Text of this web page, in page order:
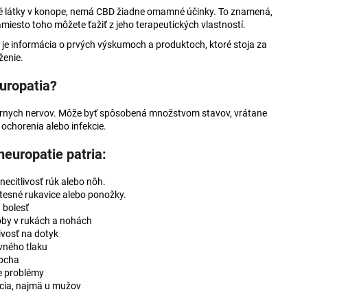
v konope, nemá CBD žiadne omamné účinky. To znamená,
toho môžete ťažiť z jeho terapeutických vlastností.
informácia o prvých výskumoch a produktoch, ktoré stoja za
nervov. Môže byť spôsobená množstvom stavov, vrátane
alebo infekcie.
patria:
rúk alebo nôh.
rukavice alebo ponožky.
bolesť
v rukách a nohách
na dotyk
tlaku
problémy
najmä u mužov
Nasledujúce
ČOKOLÁDA S CBD 100MG CBD